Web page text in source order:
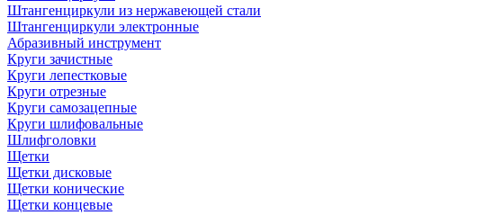
Штангенциркули из нержавеющей стали
Штангенциркули электронные
Абразивный инструмент
Круги зачистные
Круги лепестковые
Круги отрезные
Круги самозацепные
Круги шлифовальные
Шлифголовки
Щетки
Щетки дисковые
Щетки конические
Щетки концевые